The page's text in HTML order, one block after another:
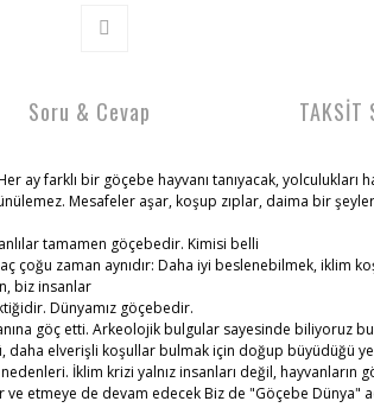
ay farklı bir göçebe hayvanı tanıyacak, yolculukları
Mesafeler aşar, koşup zıplar, daima bir
tamamen göçebedir. Kimisi belli
zaman aynıdır: Daha iyi beslenebilmek, iklim
biz insanlar
Dünyamız göçebedir.
göç etti. Arkeolojik bulgular sayesinde biliyoruz
daha elverişli koşullar bulmak için doğup büyüdüğü
İklim krizi yalnız insanları değil, hayvanların
etmeye de devam edecek Biz de "Göçebe Dünya"
Soru & Cevap TAKSİT